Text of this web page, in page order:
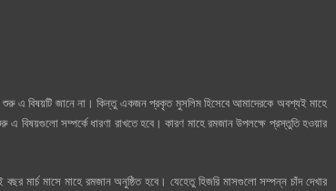
এ বিষয়টি জানে না। কিন্তু একজন প্রকৃত মুসলিম হিসেবে আমাদেরকে অবশ্যই মাহে
বিষয়গুলো সম্পর্কে ধারণা রাখতে হবে। কারণ মাহে রমজান উপলক্ষে প্রস্তুতি হওয়ার
মার্চ মাসে মাহে রমজান অনুষ্ঠিত হবে। যেহেতু হিজরি মাসগুলো সম্পন্ন চাঁদ দেখার